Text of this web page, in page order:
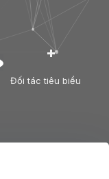
+
Đối tác tiêu biểu